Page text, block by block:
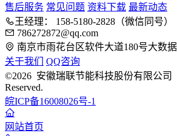
售后服务 常见问题 资料下载 最新动态
王经理： 158-5180-2828（微信同号）
786272872@qq.com
南京市雨花台区软件大道180号大数
关于我们
QQ咨询
©2026 安徽瑞联节能科技股份有限公司
Reserved.
皖ICP备16008026号-1
网站首页